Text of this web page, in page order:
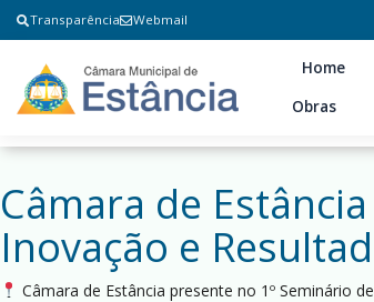
Transparência Webmail
Home
Obras
Câmara de
Inovação e
Câmara de Estância presente no 1º Seminário